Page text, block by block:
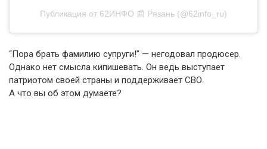
Публикация от 62ИНФО 📰 Рязань (@62info_ru)
“Пора брать фамилию супруги!” — негодовал продюсер.
Однако нет смысла кипишевать. Он ведь выступает
патриотом своей страны и поддерживает СВО.
А что вы об этом думаете?